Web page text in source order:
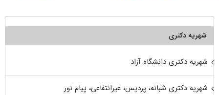
شهریه دکتری
شهریه دکتری دانشگاه آزاد
شهریه دکتری شبانه، پردیس، غیرانتفاعی، پیام نور